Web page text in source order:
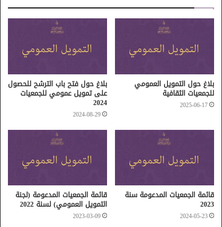
بلاغ حول التمويل العمومي
للجمعيات الثقافية
2025-06-17
بلاغ حول فتح باب الترشح للحصول
على تمويل عمومي للجمعيات
2024
2024-08-29
قائمة الجمعيات المدعومة سنة
2023
2024-05-23
قائمة الجمعيات المدعومة (لجنة
التمويل العمومي) لسنة 2022
2023-03-09